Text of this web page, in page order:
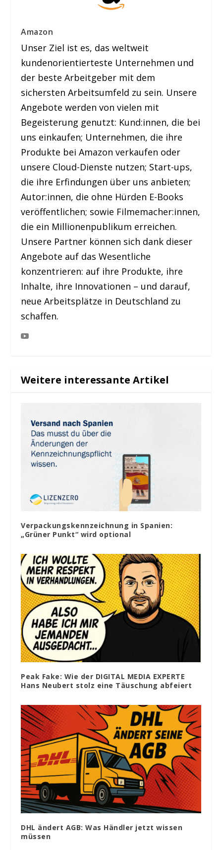
Amazon
Unser Ziel ist es, das weltweit
kundenorientierteste Unternehmen und
der beste Arbeitgeber mit dem
sichersten Arbeitsumfeld zu sein. Unsere
Angebote werden von vielen mit
Begeisterung genutzt: Kund:innen, die bei
uns einkaufen; Unternehmen, die ihre
Produkte bei Amazon verkaufen oder
unsere Cloud-Dienste nutzen; Start-ups,
die ihre Erfindungen über uns anbieten;
Autor:innen, die ohne Hürden E-Books
veröffentlichen; sowie Filmemacher:innen,
die ein Millionenpublikum erreichen.
Unsere Partner können sich dank dieser
Angebote auf das Wesentliche
konzentrieren: auf ihre Produkte, ihre
Inhalte, ihre Innovationen – und darauf,
neue Arbeitsplätze in Deutschland zu
schaffen.
Weitere interessante Artikel
Verpackungskennzeichnung in Spanien:
„Grüner Punkt“ wird optional
Peak Fake: Wie der DIGITAL MEDIA EXPERTE
Hans Neubert stolz eine Täuschung abfeiert
DHL ändert AGB: Was Händler jetzt wissen
müssen